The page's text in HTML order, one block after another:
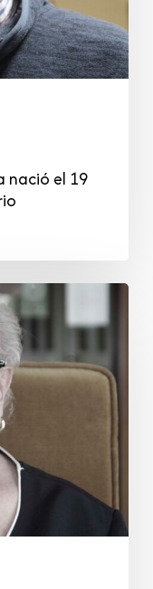
nació el 19